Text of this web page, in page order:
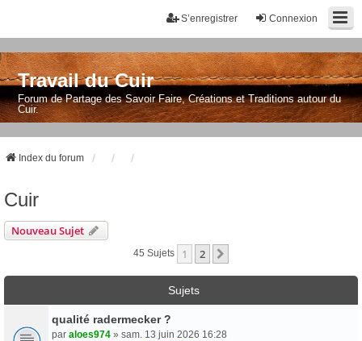
Connexion
S’enregistrer
Travail du Cuir
Forum de Partage des Savoir Faire, Créations et Traditions autour du
Cuir.
Index du forum
Cuir
Nouveau Sujet
45 Sujets 1 2
Sujets
qualité radermecker ?
par aloes974 » sam. 13 juin 2026 16:28